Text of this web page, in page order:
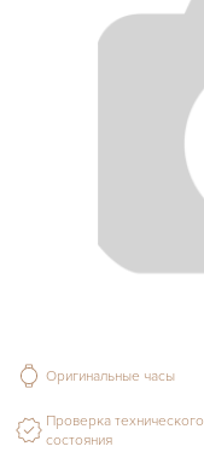
Оригинальные часы
Проверка технического
состояния